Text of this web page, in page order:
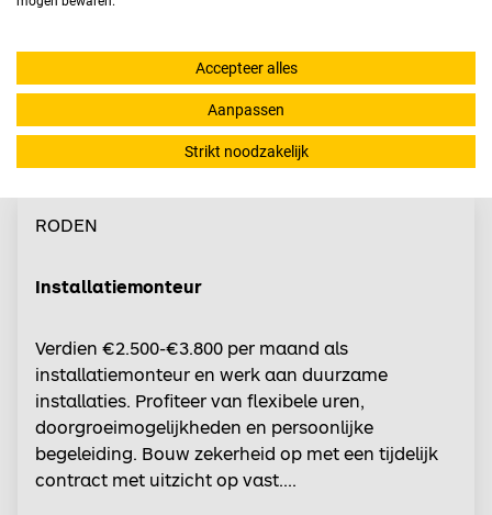
BEWAAR VACATURE
GA NAAR VACATURE
RODEN
Installatiemonteur
Verdien €2.500-€3.800 per maand als
installatiemonteur en werk aan duurzame
installaties. Profiteer van flexibele uren,
doorgroeimogelijkheden en persoonlijke
begeleiding. Bouw zekerheid op met een tijdelijk
contract met uitzicht op vast....
Accepteer alles
Aanpassen
Strikt noodzakelijk